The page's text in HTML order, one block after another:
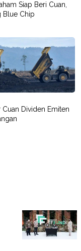
Siap Beri Cuan,
Blue Chip
Cuan Dividen Emiten